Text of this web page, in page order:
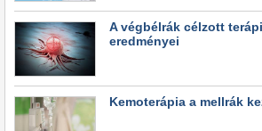
A végbélrák célzott
eredményei
Kemoterápia a mellrák